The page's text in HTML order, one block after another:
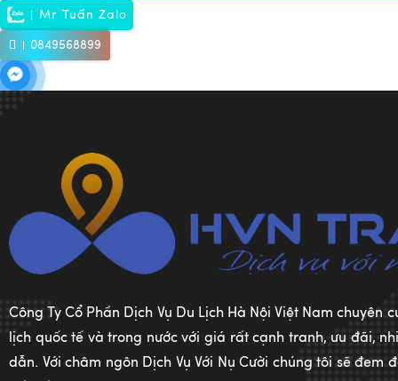
Mr Tuấn Zalo
0849568899
Công Ty Cổ Phần Dịch Vụ Du Lịch Hà Nội Việt Nam chuyên
lịch quốc tế và trong nước với giá rất cạnh tranh, ưu đãi,
dẫn. Với châm ngôn Dịch Vụ Với Nụ Cười chúng tôi sẽ đem